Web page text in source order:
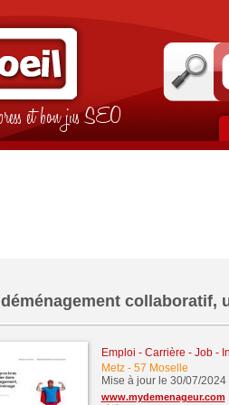
et bon jus SEO
collaboratif,
Emploi - Carrière - Job -
Metz- 57 Moselle
Mise à jour le 30/07/2024
www.mydemenageur.com